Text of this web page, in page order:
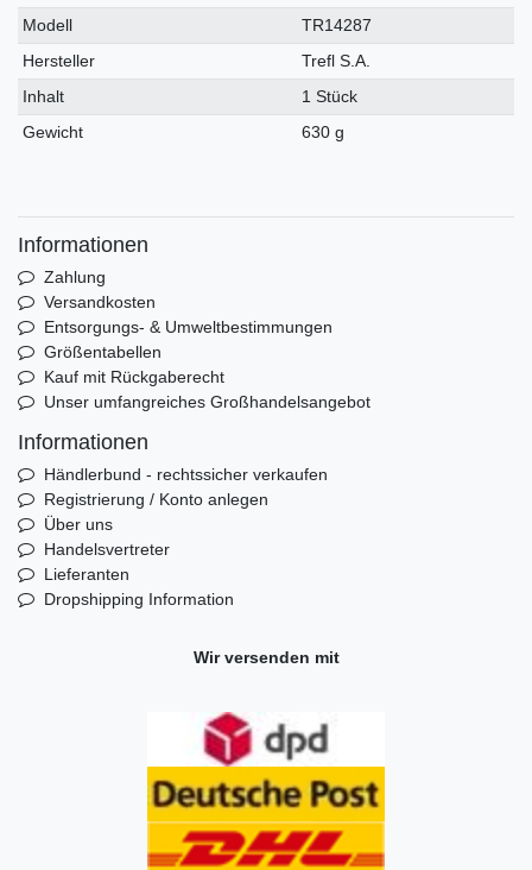
Modell
TR14287
Hersteller
Trefl S.A.
Inhalt
1 Stück
Gewicht
630 g
Informationen
Zahlung
Versandkosten
Entsorgungs- & Umweltbestimmungen
Größentabellen
Kauf mit Rückgaberecht
Unser umfangreiches Großhandelsangebot
Informationen
Händlerbund - rechtssicher verkaufen
Registrierung / Konto anlegen
Über uns
Handelsvertreter
Lieferanten
Dropshipping Information
Wir versenden mit